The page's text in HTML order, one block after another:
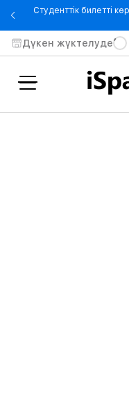
Студенттік билетті
Дүкен жүктелуде